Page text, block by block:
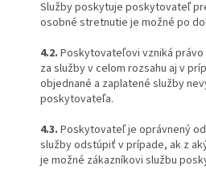
Služby poskytuje poskytovateľ
osobné stretnutie je možné po
4.2. Poskytovateľovi vzniká
za služby v celom rozsahu aj v
objednané a zaplatené služby
poskytovateľa.
4.3. Poskytovateľ je oprávnený
služby odstúpiť v prípade, ak z
je možné zákazníkovi službu